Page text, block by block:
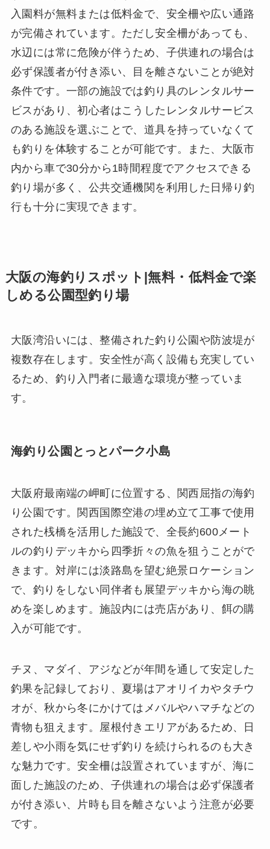
入園料が無料または低料金で、安全柵や広い通路
が完備されています。ただし安全柵があっても、
水辺には常に危険が伴うため、子供連れの場合は
必ず保護者が付き添い、目を離さないことが絶対
条件です。一部の施設では釣り具のレンタルサー
ビスがあり、初心者はこうしたレンタルサービス
のある施設を選ぶことで、道具を持っていなくて
も釣りを体験することが可能です。また、大阪市
内から車で30分から1時間程度でアクセスできる
釣り場が多く、公共交通機関を利用した日帰り釣
行も十分に実現できます。
大阪の海釣りスポット|無料・低料金で楽
しめる公園型釣り場
大阪湾沿いには、整備された釣り公園や防波堤が
複数存在します。安全性が高く設備も充実してい
るため、釣り入門者に最適な環境が整っていま
す。
海釣り公園とっとパーク小島
大阪府最南端の岬町に位置する、関西屈指の海釣
り公園です。関西国際空港の埋め立て工事で使用
された桟橋を活用した施設で、全長約600メート
ルの釣りデッキから四季折々の魚を狙うことがで
きます。対岸には淡路島を望む絶景ロケーション
で、釣りをしない同伴者も展望デッキから海の眺
めを楽しめます。施設内には売店があり、餌の購
入が可能です。
チヌ、マダイ、アジなどが年間を通して安定した
釣果を記録しており、夏場はアオリイカやタチウ
オが、秋から冬にかけてはメバルやハマチなどの
青物も狙えます。屋根付きエリアがあるため、日
差しや小雨を気にせず釣りを続けられるのも大き
な魅力です。安全柵は設置されていますが、海に
面した施設のため、子供連れの場合は必ず保護者
が付き添い、片時も目を離さないよう注意が必要
です。